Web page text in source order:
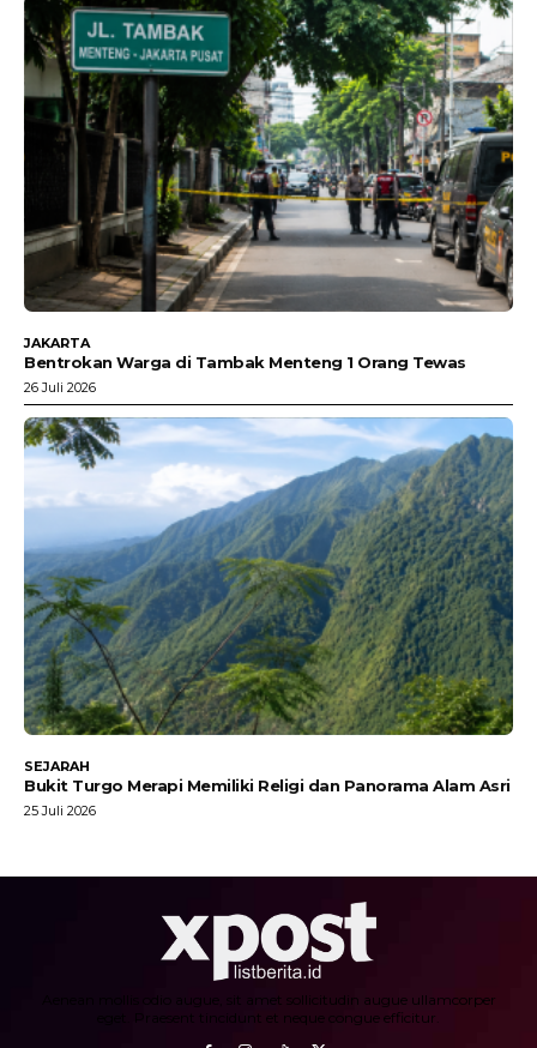
JAKARTA
Bentrokan Warga di Tambak Menteng 1 Orang Tewas
26 Juli 2026
SEJARAH
Bukit Turgo Merapi Memiliki Religi dan Panorama Alam Asri
25 Juli 2026
Aenean mollis odio augue, sit amet sollicitudin augue ullamcorper
eget. Praesent tincidunt et neque congue efficitur.